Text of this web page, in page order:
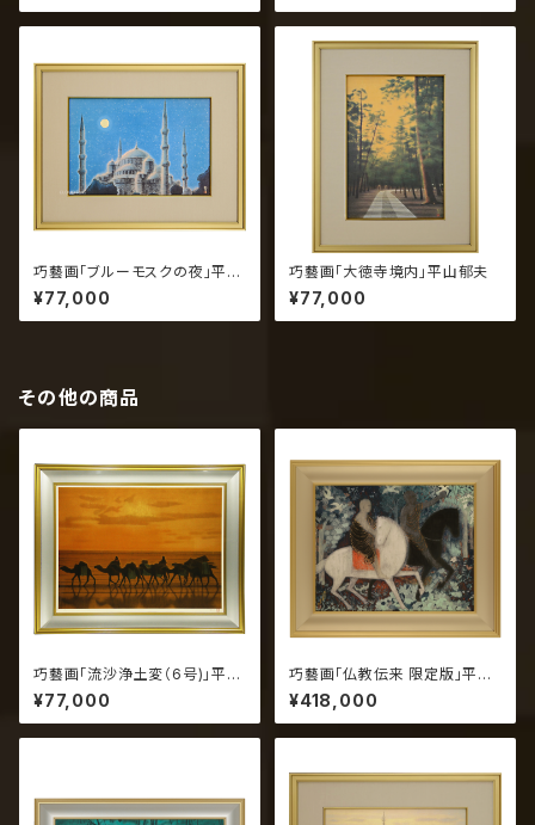
巧藝画「ブルーモスクの夜」平山
郁夫
¥77,000
巧藝画「大徳寺境内」平山郁夫
¥77,000
その他の商品
巧藝画「流沙浄土変（6号)」平山
郁夫
¥77,000
巧藝画「仏教伝来 限定版」平山
郁夫
¥418,000